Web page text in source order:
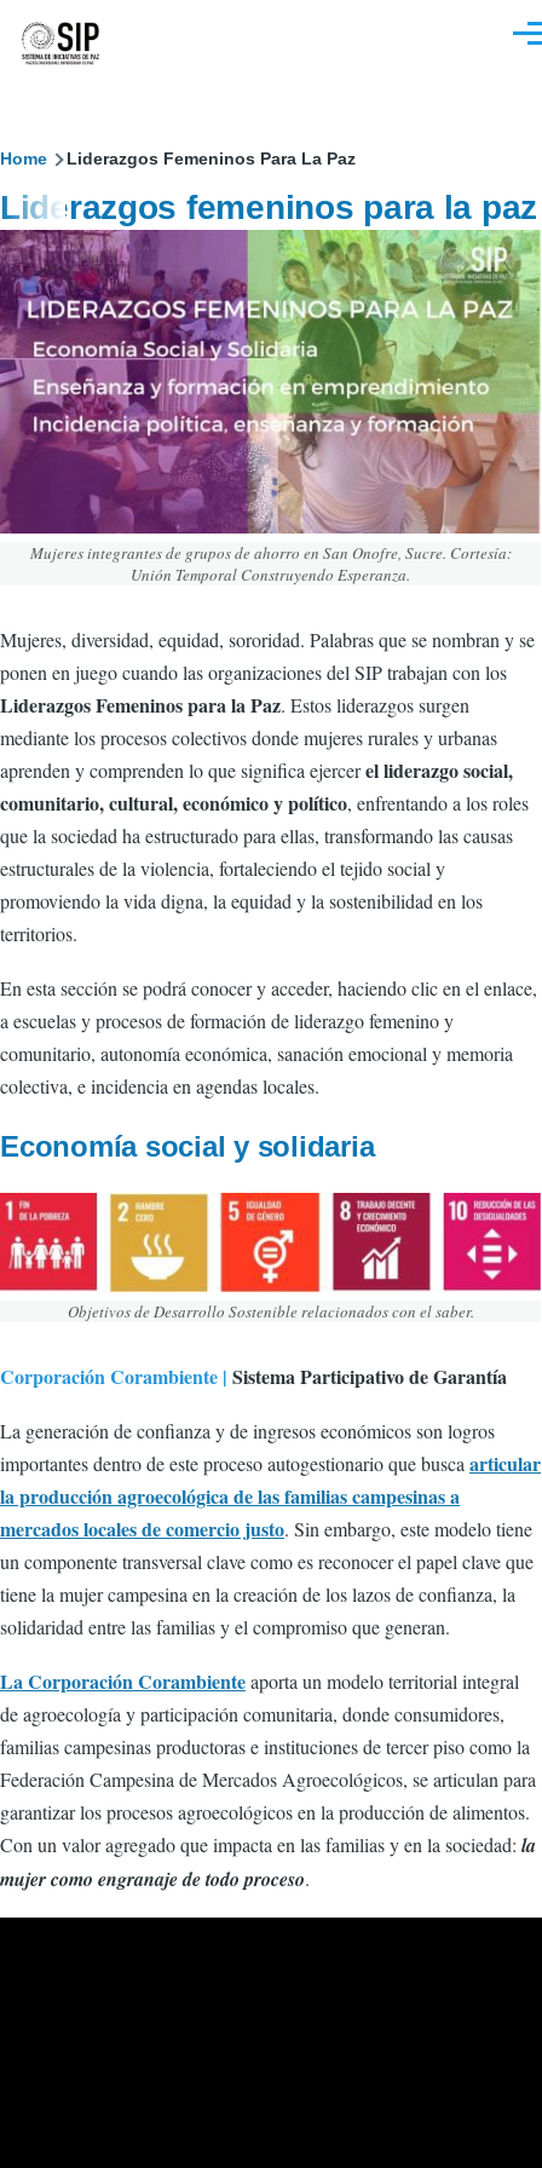
Sobrescribir
enlaces
de
ayuda
a
la
navegación
Home Liderazgos Femeninos Para La Paz
Liderazgos femeninos para la paz
Mujeres integrantes de grupos de ahorro en San Onofre, Sucre. Cortesía:
Unión Temporal Construyendo Esperanza.
Mujeres, diversidad, equidad, sororidad. Palabras que se nombran y se
ponen en juego cuando las organizaciones del SIP trabajan con los
Liderazgos Femeninos para la Paz. Estos liderazgos surgen
mediante los procesos colectivos donde mujeres rurales y urbanas
aprenden y comprenden lo que significa ejercerel liderazgo social,
comunitario, cultural, económico y político, enfrentando a los roles
que la sociedad ha estructurado para ellas, transformando las causas
estructurales de la violencia, fortaleciendo el tejido social y
promoviendo la vida digna, la equidad y la sostenibilidad en los
territorios.
En esta sección se podrá conocer y acceder, haciendo clic en el enlace,
a escuelas y procesos de formación de liderazgo femenino y
comunitario, autonomía económica, sanación emocional y memoria
colectiva, e incidencia en agendas locales.
Economía social y solidaria
Objetivos de Desarrollo Sostenible relacionados con el saber.
Corporación Corambiente | Sistema Participativo de Garantía
La generación de confianza y de ingresos económicos son logros
importantes dentro de este proceso autogestionario que busca articular
la producción agroecológica de las familias campesinas a
mercados locales de comercio justo. Sin embargo, este modelo tiene
un componente transversal clave como es reconocer el papel clave que
tiene la mujer campesina en la creación de los lazos de confianza, la
solidaridad entre las familias y el compromiso que generan.
La Corporación Corambienteaporta un modelo territorial integral
de agroecología y participación comunitaria, donde consumidores,
familias campesinas productoras e instituciones de tercer piso como la
Federación Campesina de Mercados Agroecológicos, se articulan para
garantizar los procesos agroecológicos en la producción de alimentos.
Con un valor agregado que impacta en las familias y en la sociedad: la
mujer como engranaje de todo proceso.